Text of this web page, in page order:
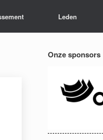
Leden
Onze sponsors